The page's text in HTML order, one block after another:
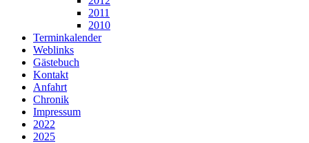
2011
2010
Terminkalender
Weblinks
Gästebuch
Kontakt
Anfahrt
Chronik
Impressum
2022
2025